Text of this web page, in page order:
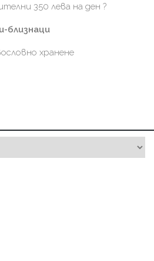
350 лева на ден ?
близнаци
хранене